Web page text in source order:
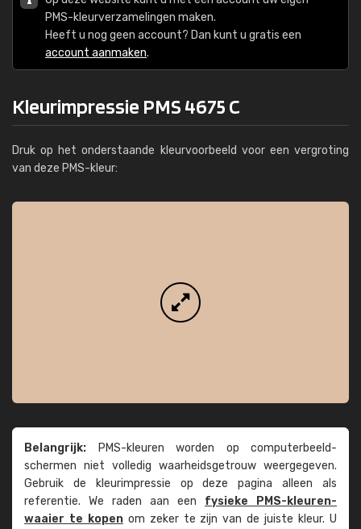
PMS-kleurverzamelingen maken.
Heeft u nog geen account? Dan kunt u gratis een
account aanmaken.
Kleurimpressie PMS 4675 C
Druk op het onderstaande kleurvoorbeeld voor een vergroting
van deze PMS-kleur:
Belangrijk: PMS-kleuren worden op computer­beeld­
schermen niet volledig waarheids­­getrouw weer­gegeven.
Gebruik de kleur­impressie op deze pagina alleen als
referentie. We raden aan een fysieke PMS-kleuren­
waaier te kopenom zeker te zijn van de juiste kleur. U